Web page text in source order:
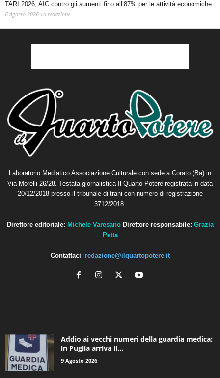
TARI 2026, AIC contro gli aumenti fino all’87% per le attività economiche
6 Agosto 2026 La redazione
Laboratorio Mediatico Associazione Culturale con sede a Corato (Ba) in
Via Morelli 26/28. Testata giornalistica Il Quarto Potere registrata in data
20/12/2018 presso il tribunale di trani con numero di registrazione
3712/2018.
Direttore editoriale: Michele Varesano Direttore responsabile: Grazia
Petta
Contattaci: redazione@ilquartopotere.it
Addio ai vecchi numeri della guardia medica:
in Puglia arriva il...
9 Agosto 2026